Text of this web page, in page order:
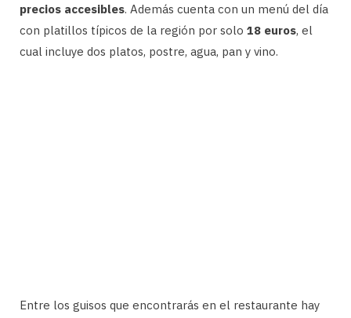
precios accesibles. Además cuenta con un menú del día
con platillos típicos de la región por solo 18 euros, el
cual incluye dos platos, postre, agua, pan y vino.
Entre los guisos que encontrarás en el restaurante hay